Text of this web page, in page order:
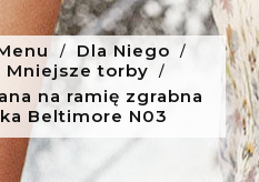
Dla Niego
Mniejsze torby
na ramię zgrabna
Beltimore N03